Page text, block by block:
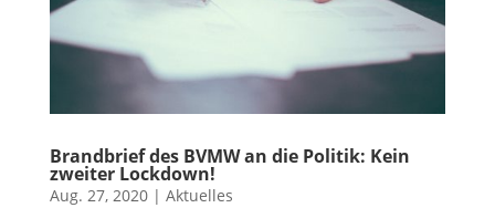
Brandbrief des BVMW an die Politik: Kein
zweiter Lockdown!
Aug. 27, 2020| Aktuelles